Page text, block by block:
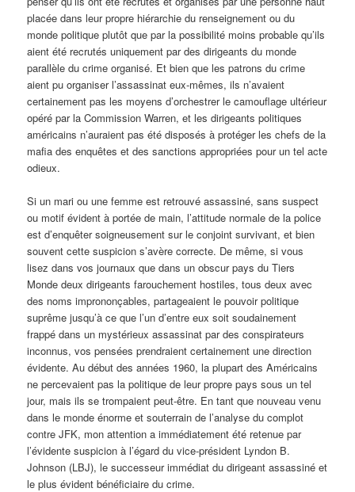
placée dans leur propre hiérarchie du renseignement ou du
monde politique plutôt que par la possibilité moins probable qu’ils
aient été recrutés uniquement par des dirigeants du monde
parallèle du crime organisé. Et bien que les patrons du crime
aient pu organiser l’assassinat eux-mêmes, ils n’avaient
certainement pas les moyens d’orchestrer le camouflage ultérieur
opéré par la Commission Warren, et les dirigeants politiques
américains n’auraient pas été disposés à protéger les chefs de la
mafia des enquêtes et des sanctions appropriées pour un tel acte
odieux.
Si un mari ou une femme est retrouvé assassiné, sans suspect
ou motif évident à portée de main, l’attitude normale de la police
est d’enquêter soigneusement sur le conjoint survivant, et bien
souvent cette suspicion s’avère correcte. De même, si vous
lisez dans vos journaux que dans un obscur pays du Tiers
Monde deux dirigeants farouchement hostiles, tous deux avec
des noms imprononçables, partageaient le pouvoir politique
suprême jusqu’à ce que l’un d’entre eux soit soudainement
frappé dans un mystérieux assassinat par des conspirateurs
inconnus, vos pensées prendraient certainement une direction
évidente. Au début des années 1960, la plupart des Américains
ne percevaient pas la politique de leur propre pays sous un tel
jour, mais ils se trompaient peut-être. En tant que nouveau venu
dans le monde énorme et souterrain de l’analyse du complot
contre JFK, mon attention a immédiatement été retenue par
l’évidente suspicion à l’égard du vice-président Lyndon B.
Johnson (LBJ), le successeur immédiat du dirigeant assassiné et
le plus évident bénéficiaire du crime.